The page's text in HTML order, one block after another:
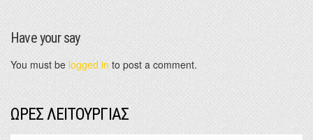
Have your say
You must be logged in to post a comment.
ΩΡΕΣ ΛΕΙΤΟΥΡΓΙΑΣ